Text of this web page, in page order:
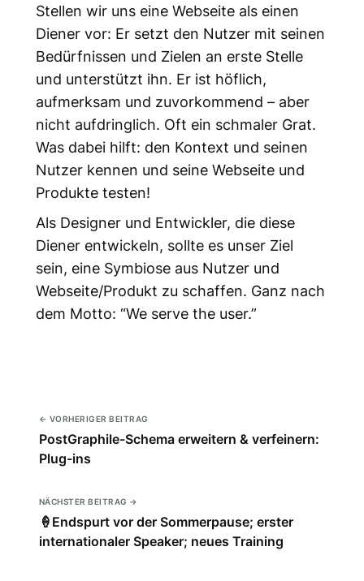
Stellen wir uns eine Webseite als einen
Diener vor: Er setzt den Nutzer mit seinen
Bedürfnissen und Zielen an erste Stelle
und unterstützt ihn. Er ist höflich,
aufmerksam und zuvorkommend – aber
nicht aufdringlich. Oft ein schmaler Grat.
Was dabei hilft: den Kontext und seinen
Nutzer kennen und seine Webseite und
Produkte testen!
Als Designer und Entwickler, die diese
Diener entwickeln, sollte es unser Ziel
sein, eine Symbiose aus Nutzer und
Webseite/Produkt zu schaffen. Ganz nach
dem Motto: “We serve the user.”
← VORHERIGER BEITRAG
PostGraphile-Schema erweitern & verfeinern:
Plug-ins
NÄCHSTER BEITRAG →
🍦Endspurt vor der Sommerpause; erster
internationaler Speaker; neues Training